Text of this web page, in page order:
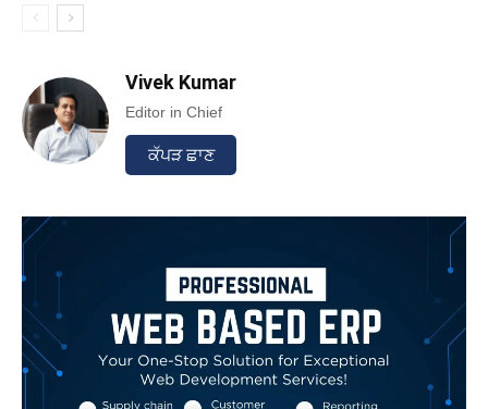
Vivek Kumar
Editor in Chief
ਕੱਪੜ ਛਾਣ